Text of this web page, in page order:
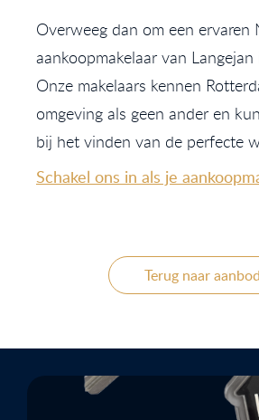
Overweeg dan om een ervaren
aankoopmakelaar van
Onze makelaars kennen
omgeving als geen ander en
bij het vinden van de perfecte
Schakel ons in als je
Terug naar aanbod